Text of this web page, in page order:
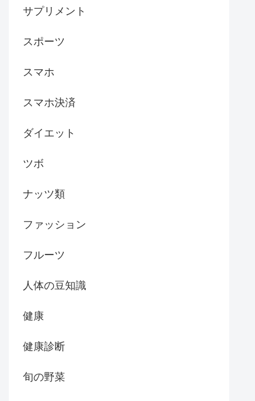
サプリメント
スポーツ
スマホ
スマホ決済
ダイエット
ツボ
ナッツ類
ファッション
フルーツ
人体の豆知識
健康
健康診断
旬の野菜